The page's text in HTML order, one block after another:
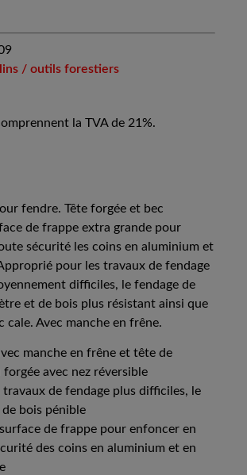
/ outils forestiers
la TVA de 21%.
fendre. Tête forgée et bec
de frappe extra grande pour
sécurité les coins en aluminium et
pour les travaux de fendage
difficiles, le fendage de
et de bois plus résistant ainsi que
cale. Avec manche en frêne.
manche en frêne et tête de
forgée avec nez réversible
travaux de fendage plus difficiles, le
bois pénible
de frappe pour enfoncer en
des coins en aluminium et en